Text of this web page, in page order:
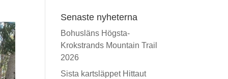
Senaste nyheterna
Bohusläns Högsta-
Krokstrands Mountain Trail
2026
Sista kartsläppet Hittaut